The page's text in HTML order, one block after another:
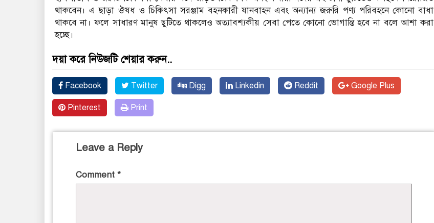
থাকবেন। এ ছাড়া ঔষধ ও চিকিৎসা সরঞ্জাম বহনকারী যানবাহন এবং অন্যান্য জরুরি পণ্য পরিবহনে কোনো বাধা
থাকবে না। ফলে সাধারণ মানুষ ছুটিতে থাকলেও অত্যাবশ্যকীয় সেবা পেতে কোনো ভোগান্তি হবে না বলে আশা করা
হচ্ছে।
দয়া করে নিউজটি শেয়ার করুন..
Facebook Twitter Digg Linkedin Reddit Google Plus
Pinterest Print
Leave a Reply
Comment *